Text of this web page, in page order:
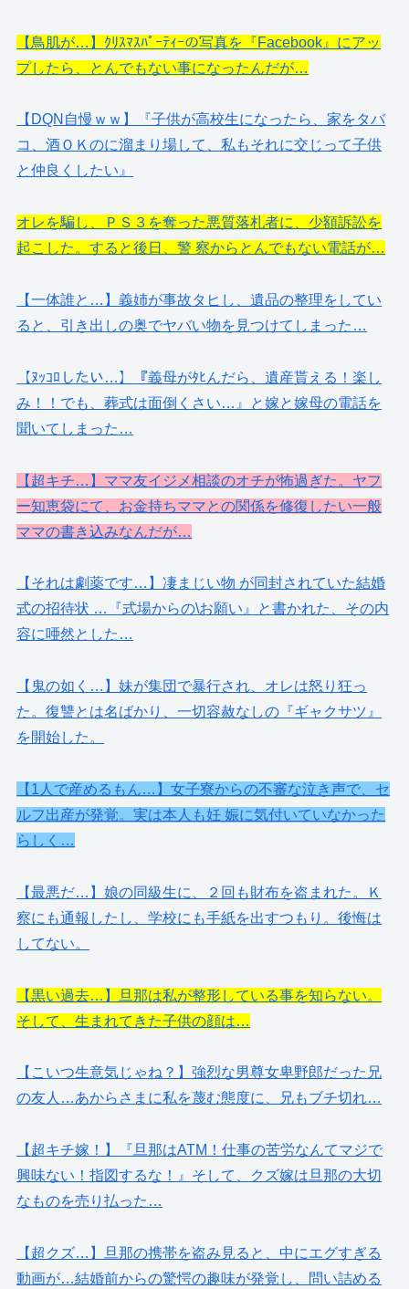
【鳥肌が…】ｸﾘｽﾏｽﾊﾟｰﾃｨｰの写真を『Facebook』にアッ
プしたら、とんでもない事になったんだが…
【DQN自慢ｗｗ】『子供が高校生になったら、家をタバ
コ、酒ＯＫのに溜まり場して、私もそれに交じって子供
と仲良くしたい』
オレを騙し、ＰＳ３を奪った悪質落札者に、少額訴訟を
起こした。すると後日、警 察からとんでもない電話が…
【一体誰と…】義姉が事故タヒし、遺品の整理をしてい
ると、引き出しの奥でヤバい物を見つけてしまった…
【ﾇｯｺﾛしたい…】『義母がﾀﾋんだら、遺産貰える！楽し
み！！でも、葬式は面倒くさい…』と嫁と嫁母の電話を
聞いてしまった…
【超キチ…】ママ友イジメ相談のオチが怖過ぎた。ヤフ
ー知恵袋にて、お金持ちママとの関係を修復したい一般
ママの書き込みなんだが…
【それは劇薬です…】凄まじい物 が同封されていた結婚
式の招待状 …『式場からの\お願い』と書かれた、その内
容に唖然とした…
【鬼の如く…】妹が集団で暴行され、オレは怒り狂っ
た。復讐とは名ばかり、一切容赦なしの『ギャクサツ』
を開始した。
【1人で産めるもん…】女子寮からの不審な泣き声で、セ
ルフ出産が発覚。実は本人も妊 娠に気付いていなかった
らしく…
【最悪だ…】娘の同級生に、２回も財布を盗まれた。Ｋ
察にも通報したし、学校にも手紙を出すつもり。後悔は
してない。
【黒い過去…】旦那は私が整形している事を知らない。
そして、生まれてきた子供の顔は…
【こいつ生意気じゃね？】強烈な男尊女卑野郎だった兄
の友人…あからさまに私を蔑む態度に、兄もブチ切れ…
【超キチ嫁！】『旦那はATM！仕事の苦労なんてマジで
興味ない！指図するな！』そして、クズ嫁は旦那の大切
なものを売り払った…
【超クズ…】旦那の携帯を盗み見ると、中にエグすぎる
動画が…結婚前からの驚愕の趣味が発覚し、問い詰める